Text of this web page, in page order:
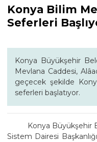
Konya Bilim
Seferleri
Konya Büyükşehir
Mevlana Caddesi,
geçecek şekilde
seferleri başlatıyor.
Konya Büyükşehir
Sistem Dairesi